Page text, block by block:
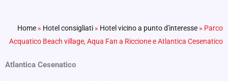
Home » Hotel consigliati » Hotel vicino a punto d'interesse » Parco
Acquatico Beach village, Aqua Fan a Riccione e Atlantica Cesenatico
Atlantica Cesenatico